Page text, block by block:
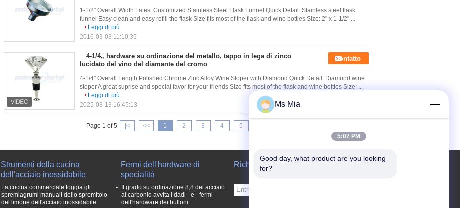
1-1/2" Overall Width Latest Customized Stainless Steel Flask Funnel Quick Detail: Stainless steel flask
funnel Easy clean and easy refill the flask Size fits most of the flask and wine bottles Size: 2" x 1-1/2" ...
Leggi di più
2016-03-03 11:10:35
4-1/4„ hardware su ordinazione del metallo, tappo in lega di zinco
lucidato del vino del diamante del cromo
Contatto
4-1/4" Overall Length Polished Chrome Zinc Alloy Wine Stoper with Diamond Quick Detail: Diamond wine
stoper A great suprise and special favor for your friends Size fits most of the flask and wine bottles Size: ...
Leggi di più
2025-03-13 16:45:13
Page 1 of 5 |< << 1 2 3 4 5
Strumenti della cucina
dell'acciaio inossidabile
La cucina commerciale foggia gli
spremiagrumi manuali dello spremitoio
del limone dell'acciaio inossidabile
Fermi dell'hardware di
specialità
Il grado su ordinazione 8,8 del acciaio
al carbonio avvita i dadi - e - fermi
dell'hardware dei bulloni
Richiedere un preventivo
Ms Mia
5:07 PM
Good day, what product are you looking
for?